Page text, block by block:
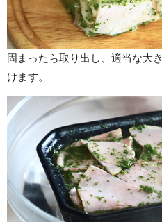
固まったら取り出し、適当な大
けます。